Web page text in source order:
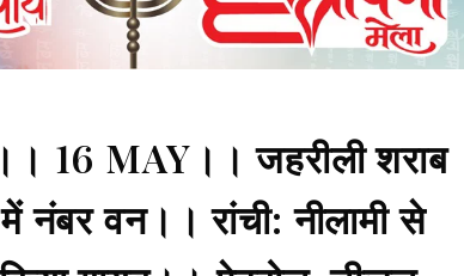
MAY।। जहरीली शराब
वन।। रांची: नीलामी से